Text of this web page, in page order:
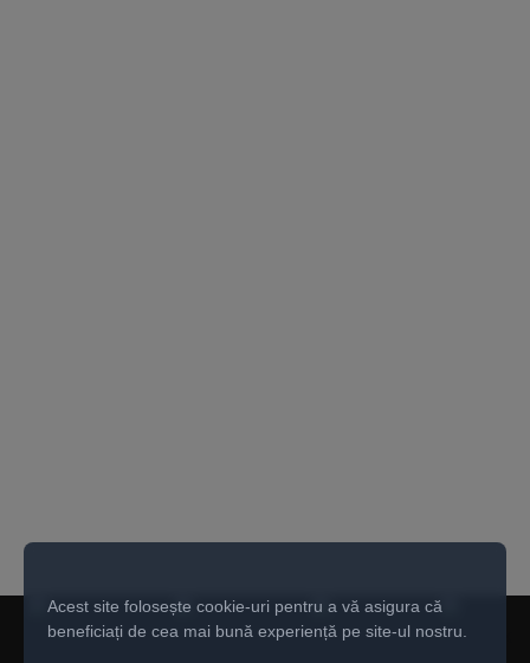
Acest site folosește cookie-uri pentru a vă asigura că
beneficiați de cea mai bună experiență pe site-ul nostru.